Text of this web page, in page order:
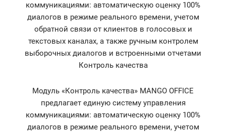
коммуникациями: автоматическую оценку 100%
диалогов в режиме реального времени, учетом
обратной связи от клиентов в голосовых и
текстовых каналах, а также ручным контролем
выборочных диалогов и встроенными отчетами
Контроль качества
Модуль «Контроль качества» MANGO OFFICE
предлагает единую систему управления
коммуникациями: автоматическую оценку 100%
диалогов в режиме реального времени, учетом